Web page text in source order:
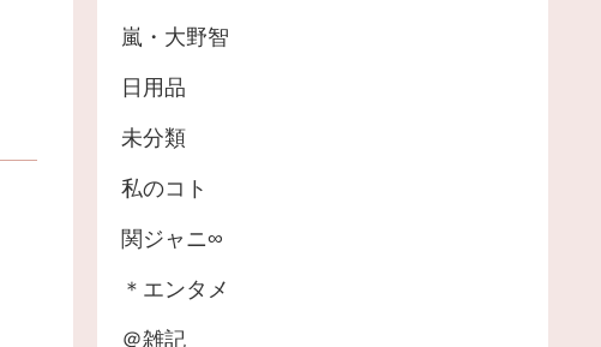
嵐・大野智
日用品
未分類
私のコト
関ジャニ∞
＊エンタメ
＠雑記